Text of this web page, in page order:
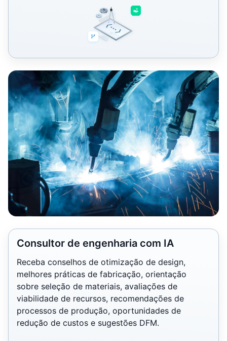
Consultor de engenharia com IA
Receba conselhos de otimização de design,
melhores práticas de fabricação, orientação
sobre seleção de materiais, avaliações de
viabilidade de recursos, recomendações de
processos de produção, oportunidades de
redução de custos e sugestões DFM.